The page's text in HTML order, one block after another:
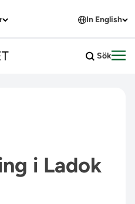
In English
Sök
i Ladok